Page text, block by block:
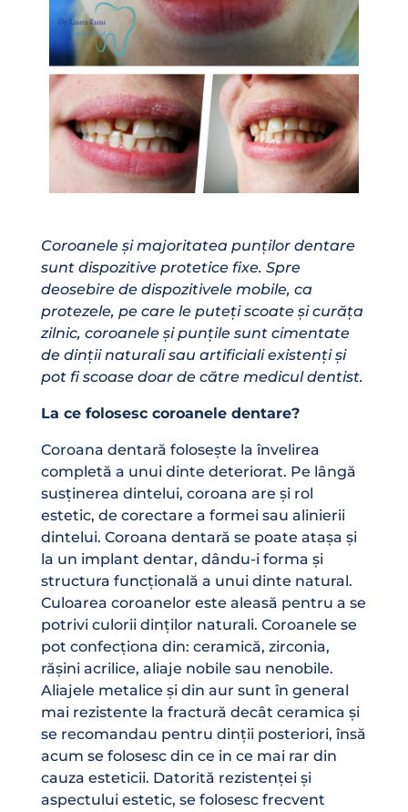
Coroanele și majoritatea punților dentare
sunt dispozitive protetice fixe. Spre
deosebire de dispozitivele mobile, ca
protezele, pe care le puteți scoate și curăța
zilnic, coroanele și punțile sunt cimentate
de dinții naturali sau artificiali existenți și
pot fi scoase doar de către medicul dentist.
La ce folosesc coroanele dentare?
Coroana dentară folosește la învelirea
completă a unui dinte deteriorat. Pe lângă
susținerea dintelui, coroana are și rol
estetic, de corectare a formei sau alinierii
dintelui. Coroana dentară se poate atașa și
la un implant dentar, dându-i forma și
structura funcțională a unui dinte natural.
Culoarea coroanelor este aleasă pentru a se
potrivi culorii dinților naturali. Coroanele se
pot confecționa din: ceramică, zirconia,
rășini acrilice, aliaje nobile sau nenobile.
Aliajele metalice și din aur sunt în general
mai rezistente la fractură decât ceramica și
se recomandau pentru dinții posteriori, însă
acum se folosesc din ce in ce mai rar din
cauza esteticii. Datorită rezistenței și
aspectului estetic, se folosesc frecvent